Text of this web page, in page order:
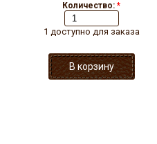
Количество: *
1 доступно для заказа